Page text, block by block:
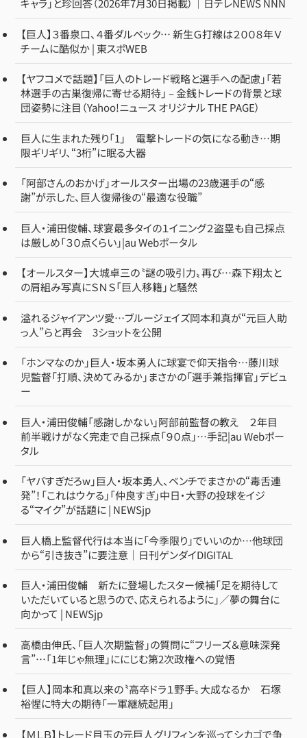
【巨人】３番泉口、４番ダルベック… 新生Ｇ打線は２００８年Ｖ
チームに酷似か | 東スポWEB
【ヤフコメで話題】「巨人のトレード戦略と選手への配慮」「若
林選手の古巣復帰に寄せる期待」 – 金銭トレードの背景と球
団姿勢に注目（Yahoo!ニュース オリジナル THE PAGE）
巨人に生まれた残り「1」 電撃トレードの気になる動き…期
限ギリギリ、“3桁”に眠る大器
「阿部さんのおかげ」オールスター出場の23歳選手の“感
謝”が示した、巨人復帰後の“最適な役職”
巨人・浦田俊輔、球宴最多タイの１イニング２盗塁も自己採点
は厳しめ「３０点くらい」|au Webポータル
【オールスター】大城卓三の〝謎の吸引力〟再び…森下翔太と
の肩組み写真にＳＮＳ「巨人移籍」と騒然
溢れるジャイアンツ愛…ブルージェイズ岡本和真が“元巨人助
っ人”らと再会 3ショットを公開
「ホンマなのか」巨人・坂本勇人に球宴で仰天指令…藤川球
児監督「打順、決めてみるか」まさかの「選手兼指揮官」デビュ
ー
巨人・浦田俊輔「感謝しかない」阿部前監督の教え ２年目
前半戦けがなく完走で自己採点「９０点」…手記|au Webポー
タル
「ヤバすぎだろw」巨人・坂本勇人、ベンチでまさかの“毒舌連
発”！「これはウケる」「仲良すぎ」中日・大野の投球をイジ
る“マイク”が話題に | NEWSjp
巨人橋上監督代行は本当に「今季限り」でいいのか…他球団
から“引き抜き”に要注意｜日刊ゲンダイDIGITAL
巨人・浦田俊輔 新たに登場したスター候補「足を期待して
いただいていると思うので、応えられるように」／夢の舞台に
向かって | NEWSjp
高橋由伸氏、「巨人次期監督」の質問に“フリーズ＆意味深発
言”…「1年じゃ無理」ににじむ第2次政権への覚悟
【巨人】岡本和真以来の〝高卒ドラ１野手〟大成なるか 石塚
裕惺に特大の期待「一軍継続起用」
【ＭＬＢ】トレード目玉の元巨人グリフィンを巡ってシカゴで争